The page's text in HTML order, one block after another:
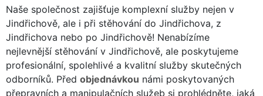
Naše společnost zajišťuje komplexní služby nejen v
Jindřichově, ale i při stěhování do Jindřichova, z
Jindřichova nebo po Jindřichově! Nenabízíme
nejlevnější stěhování v Jindřichově, ale poskytujeme
profesionální, spolehlivé a kvalitní služby skutečných
odborníků. Před objednávkou námi poskytovaných
přepravních a manipulačních služeb si prohlédněte, jaká